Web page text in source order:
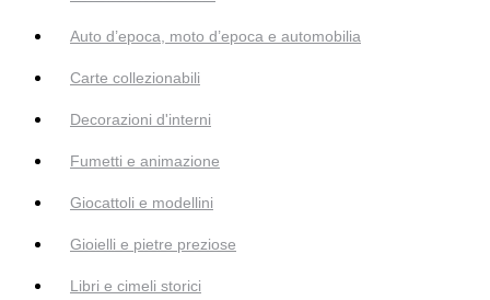
Auto d’epoca, moto d’epoca e automobilia
Carte collezionabili
Decorazioni d'interni
Fumetti e animazione
Giocattoli e modellini
Gioielli e pietre preziose
Libri e cimeli storici